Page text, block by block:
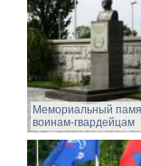
Мемориальный
воинам-гвардейцам